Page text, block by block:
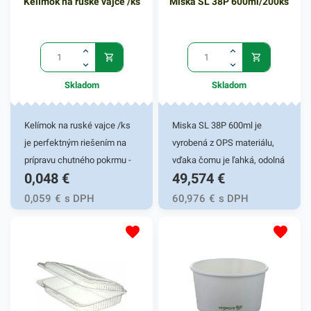
Skladom
Kelímok na ruské vajce /ks
je perfektným riešením na
prípravu chutného pokrmu -
ruského vajca. Avšak tento
kelímok môže byť tiež
praktickým pomocníkom pri
tekutých marinád.
Predstavuje rýchle a prakticé
riešenie na balenie a
0,048 €
0,059 € s DPH
Skladom
Miska SL 38P 600ml je
vyrobená z OPS materiálu,
vďaka čomu je ľahká, odolná
a pevná. Má zlepšenú
priehľadnosť a zvýšenú
pevnosť. Táto miska je veľmi
reštaurácií a iných
potravinových prevádzok.
Vhodná pre fresh obchody či
49,574 €
60,976 € s DPH